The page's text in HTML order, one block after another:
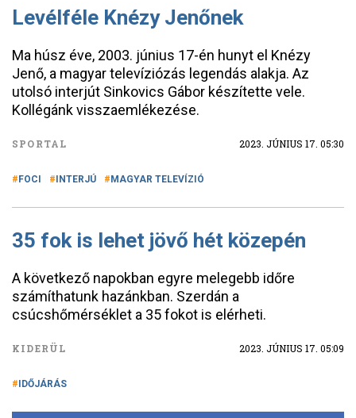
Levélféle Knézy Jenőnek
Ma húsz éve, 2003. június 17-én hunyt el Knézy
Jenő, a magyar televíziózás legendás alakja. Az
utolsó interjút Sinkovics Gábor készítette vele.
Kollégánk visszaemlékezése.
SPORTAL 2023. JÚNIUS 17. 05:30
FOCI INTERJÚ MAGYAR TELEVÍZIÓ
35 fok is lehet jövő hét közepén
A következő napokban egyre melegebb időre
számíthatunk hazánkban. Szerdán a
csúcshőmérséklet a 35 fokot is elérheti.
KIDERÜL 2023. JÚNIUS 17. 05:09
IDŐJÁRÁS